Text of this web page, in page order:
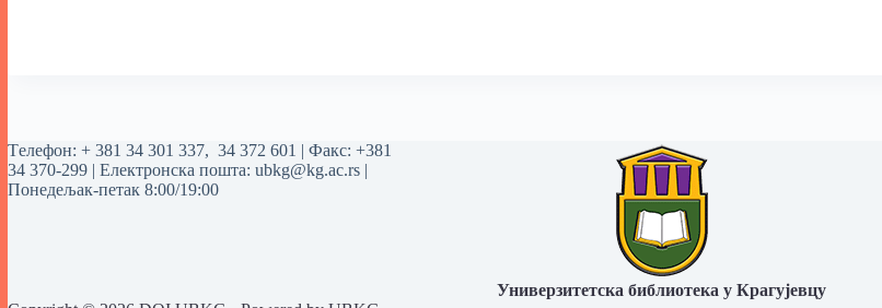
Tелефон: + 381 34 301 337, 34 372 601 | Факс: +381
34 370-299 | Електронска пошта: ubkg@kg.ac.rs |
Понедељак-петак 8:00/19:00
Универзитетска библиотека у Крагујевцу